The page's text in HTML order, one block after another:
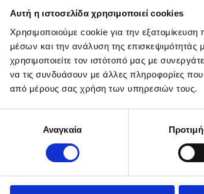
Αυτή η ιστοσελίδα χρησιμοποιεί cookies
Χρησιμοποιούμε cookie για την
μέσων και την ανάλυση της
χρησιμοποιείτε τον ιστότοπό μας με
να τις συνδυάσουν με άλλες πληροφορίες
από μέρους σας χρήση των υπηρεσιών τους.
συγκατάθεσηςΑναγκαία